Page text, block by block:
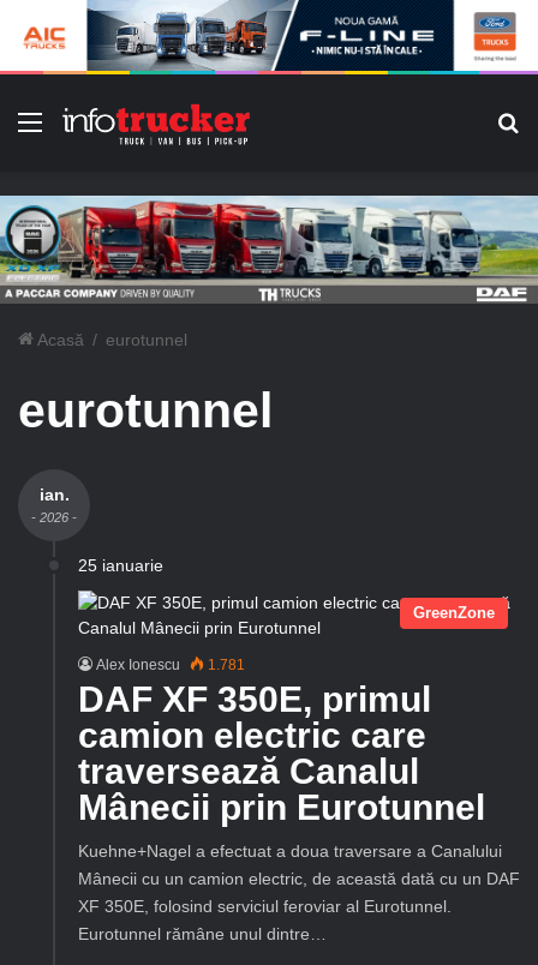
Meniu
Acasă / eurotunnel
eurotunnel
ian.
- 2026 -
25 ianuarie
GreenZone
Alex Ionescu 1.781
DAF XF 350E, primul
camion electric care
traversează Canalul
Mânecii prin Eurotunnel
Kuehne+Nagel a efectuat a doua traversare a Canalului
Mânecii cu un camion electric, de această dată cu un DAF
XF 350E, folosind serviciul feroviar al Eurotunnel.
Eurotunnel rămâne unul dintre…